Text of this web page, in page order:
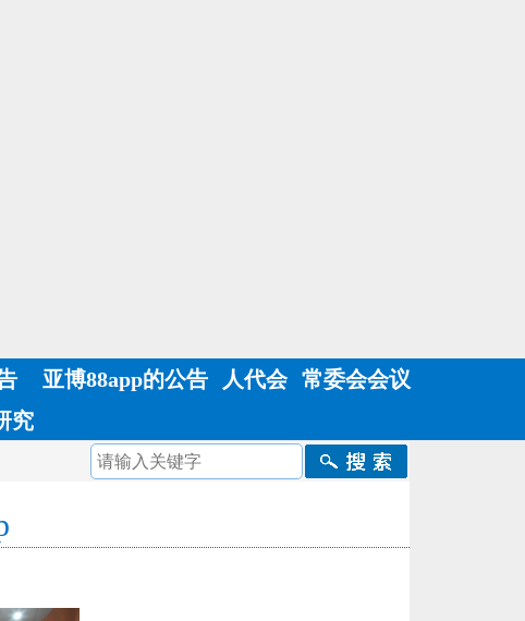
亚博88app的公告 人代会 常委会会议
究